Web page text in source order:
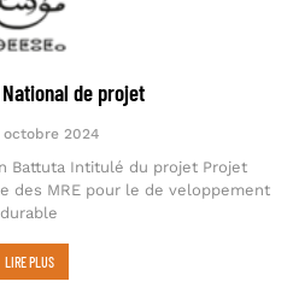
de projet
octobre 2024
Battuta Intitulé du projet Projet
des MRE pour le de veloppement
durable
LIRE PLUS